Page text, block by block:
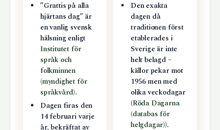
”Grattis på alla
hjärtans dag” är
en vanlig svensk
hälsning enligt
Institutet för
språk och
folkminnen
(myndighet för
språkvård).
Dagen firas den
14 februari varje
år, bekräftat av
Den exakta
dagen då
traditionen först
etablerades i
Sverige är inte
helt belagd –
källor pekar mot
1956 men med
olika veckodagar
(Röda Dagarna
(databas för
helgdagar)).